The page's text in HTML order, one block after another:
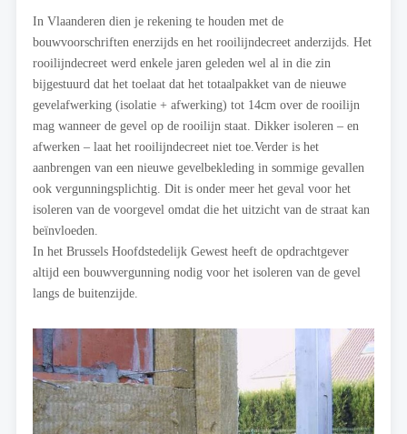
In Vlaanderen dien je rekening te houden met de
bouwvoorschriften enerzijds en het rooilijndecreet anderzijds. Het
rooilijndecreet werd enkele jaren geleden wel al in die zin
bijgestuurd dat het toelaat dat het totaalpakket van de nieuwe
gevelafwerking (isolatie + afwerking) tot 14cm over de rooilijn
mag wanneer de gevel op de rooilijn staat. Dikker isoleren – en
afwerken – laat het rooilijndecreet niet toe.Verder is het
aanbrengen van een nieuwe gevelbekleding in sommige gevallen
ook vergunningsplichtig. Dit is onder meer het geval voor het
isoleren van de voorgevel omdat die het uitzicht van de straat kan
beïnvloeden.
In het Brussels Hoofdstedelijk Gewest heeft de opdrachtgever
altijd een bouwvergunning nodig voor het isoleren van de gevel
langs de buitenzijde.